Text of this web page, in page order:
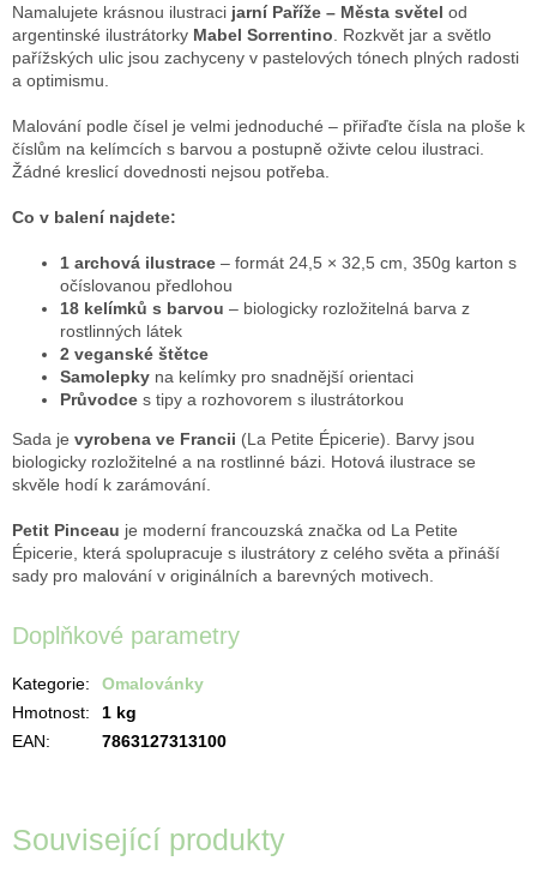
Související produkty
Namalujete krásnou ilustraci jarní Paříže – Města světel od
argentinské ilustrátorky Mabel Sorrentino. Rozkvět jar a světlo
pařížských ulic jsou zachyceny v pastelových tónech plných radosti
a optimismu.
Malování podle čísel je velmi jednoduché – přiřaďte čísla na ploše k
číslům na kelímcích s barvou a postupně oživte celou ilustraci.
Žádné kreslicí dovednosti nejsou potřeba.
Co v balení najdete:
1 archová ilustrace – formát 24,5 × 32,5 cm, 350g karton s
očíslovanou předlohou
18 kelímků s barvou – biologicky rozložitelná barva z
rostlinných látek
2 veganské štětce
Samolepky na kelímky pro snadnější orientaci
Průvodce s tipy a rozhovorem s ilustrátorkou
Sada je vyrobena ve Francii (La Petite Épicerie). Barvy jsou
biologicky rozložitelné a na rostlinné bázi. Hotová ilustrace se
skvěle hodí k zarámování.
Petit Pinceau je moderní francouzská značka od La Petite
Épicerie, která spolupracuje s ilustrátory z celého světa a přináší
sady pro malování v originálních a barevných motivech.
Doplňkové parametry
Kategorie:
Omalovánky
Hmotnost:
1 kg
EAN: 7863127313100